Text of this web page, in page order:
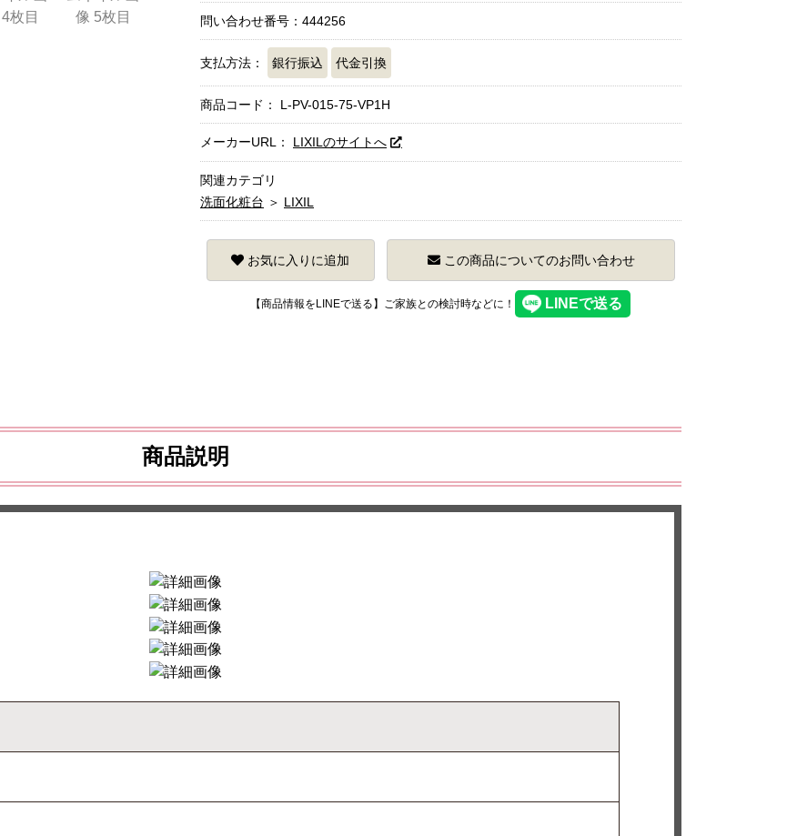
問い合わせ番号：444256
支払方法： 銀行振込 代金引換
商品コード： L-PV-015-75-VP1H
メーカーURL： LIXILのサイトへ
関連カテゴリ
洗面化粧台 ＞ LIXIL
お気に入りに追加 この商品についてのお問い合わせ
【商品情報をLINEで送る】ご家族との検討時などに！
商品説明